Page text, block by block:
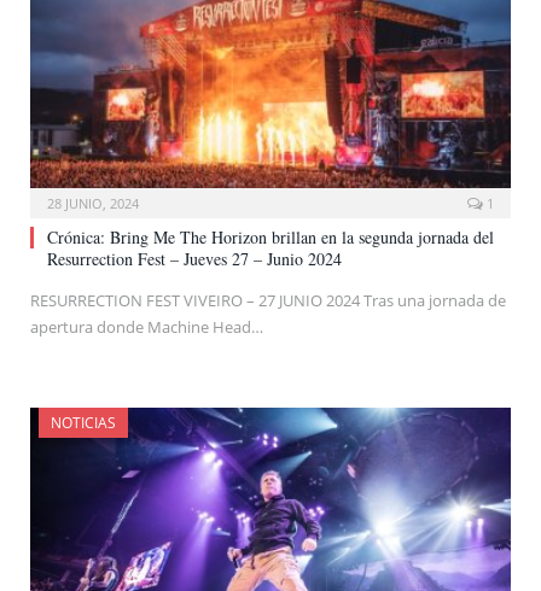
28 JUNIO, 2024 1
Crónica: Bring Me The Horizon brillan en la segunda jornada del
Resurrection Fest – Jueves 27 – Junio 2024
RESURRECTION FEST VIVEIRO – 27 JUNIO 2024 Tras una jornada de
apertura donde Machine Head…
NOTICIAS